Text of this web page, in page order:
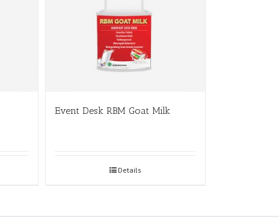
Event Desk RBM Goat Milk
Details